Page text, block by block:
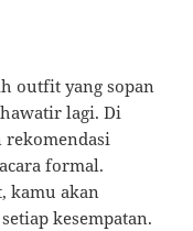
outfit yang sopan
lagi. Di
formal.
kamu akan
kesempatan.